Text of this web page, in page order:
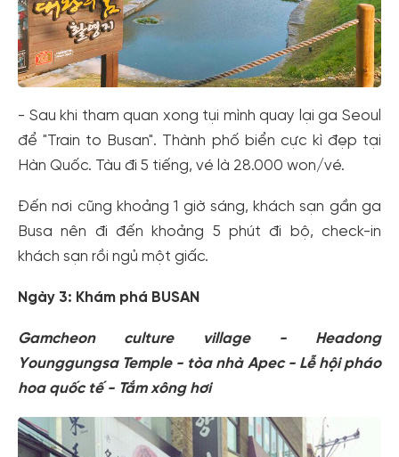
- Sau khi tham quan xong tụi mình quay lại ga Seoul
để "Train to Busan". Thành phố biển cực kì đẹp tại
Hàn Quốc. Tàu đi 5 tiếng, vé là 28.000 won/vé.
Đến nơi cũng khoảng 1 giờ sáng, khách sạn gần ga
Busa nên đi đến khoảng 5 phút đi bộ, check-in
khách sạn rồi ngủ một giấc.
Ngày 3: Khám phá BUSAN
Gamcheon culture village - Headong
Younggungsa Temple - tòa nhà Apec - Lễ hội pháo
hoa quốc tế - Tắm xông hơi